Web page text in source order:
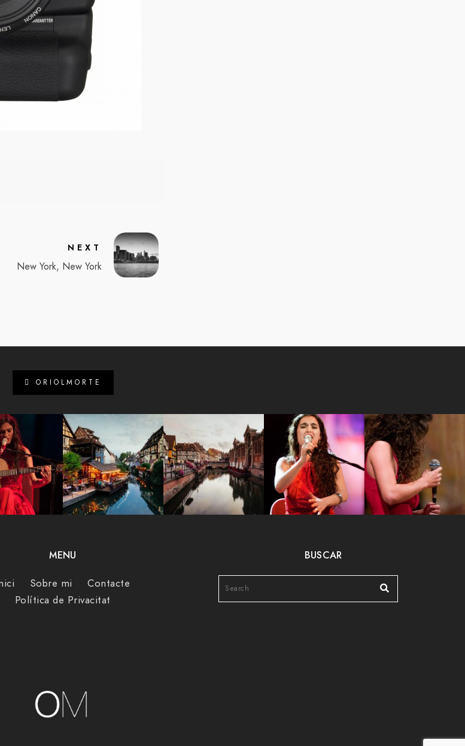
NEXT
New York, New York
ORIOLMORTE
MENU
Sobre mi
Contacte
Política de Privacitat
BUSCAR